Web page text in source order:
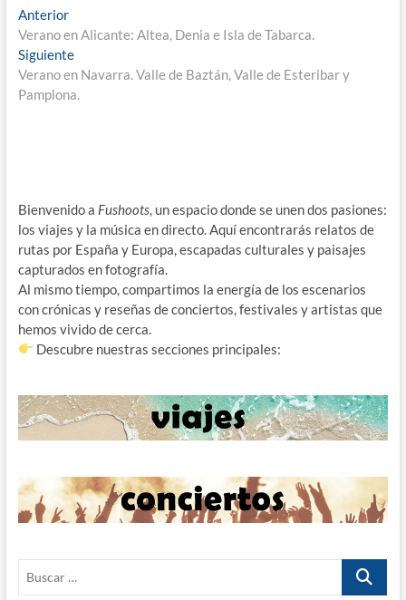
Navegación
de
entradas
AnteriorEntrada
anterior:
Verano en Alicante: Altea, Denia e Isla de Tabarca.
SiguienteEntrada
siguiente:
Verano en Navarra. Valle de Baztán, Valle de Esteribar y
Pamplona.
Bienvenido a Fushoots, un espacio donde se unen dos pasiones:
los viajes y la música en directo. Aquí encontrarás relatos de
rutas por España y Europa, escapadas culturales y paisajes
capturados en fotografía.
Al mismo tiempo, compartimos la energía de los escenarios
con crónicas y reseñas de conciertos, festivales y artistas que
hemos vivido de cerca.
Descubre nuestras secciones principales:
Buscar